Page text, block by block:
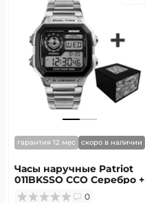
гарантия 12 мес скоро в наличии
Часы наручные Patriot
011BKSSO ССО Серебро +
Коробка
0